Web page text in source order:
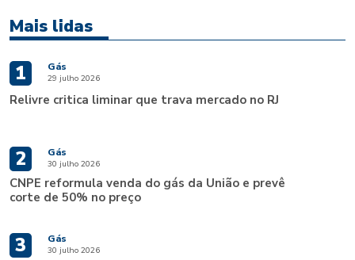
Mais lidas
1 Gás
29 julho 2026
Relivre critica liminar que trava mercado no RJ
2 Gás
30 julho 2026
CNPE reformula venda do gás da União e prevê
corte de 50% no preço
3 Gás
30 julho 2026